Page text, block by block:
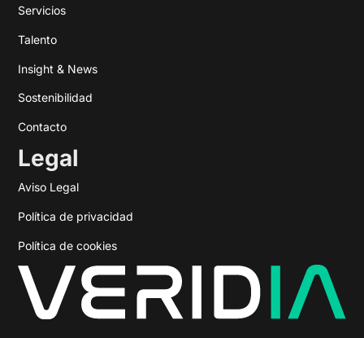
Servicios
Talento
Insight & News
Sostenibilidad
Contacto
Legal
Aviso Legal
Política de privacidad
Política de cookies